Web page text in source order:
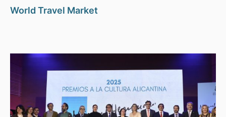
World Travel Market